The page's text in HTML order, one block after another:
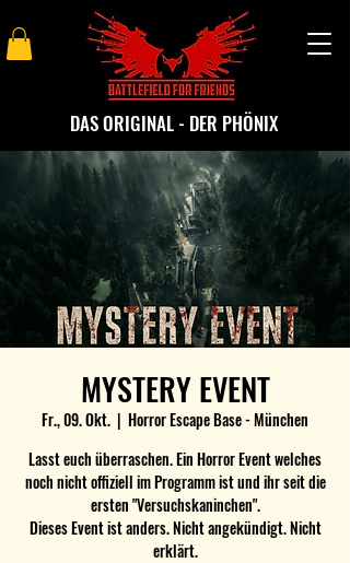
DAS ORIGINAL - DER PHÖNIX
MYSTERY EVENT
Fr., 09. Okt.
  |
Horror Escape Base - München
Lasst euch überraschen. Ein Horror Event welches
noch nicht offiziell im Programm ist und ihr seit die
ersten "Versuchskaninchen".
Dieses Event ist anders. Nicht angekündigt. Nicht
erklärt.